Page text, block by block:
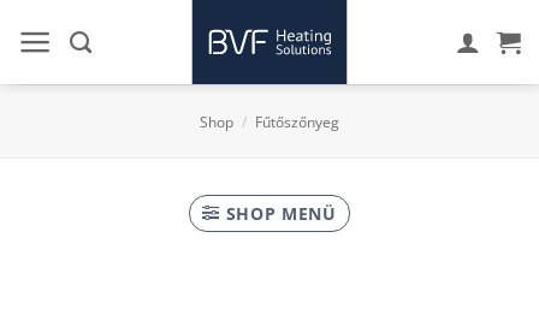
Shop / Fűtőszőnyeg
SHOP MENÜ